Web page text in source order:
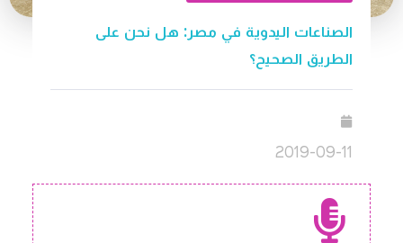
الصناعات اليدوية في مصر: هل نحن على
الطريق الصحيح؟
2019-09-11